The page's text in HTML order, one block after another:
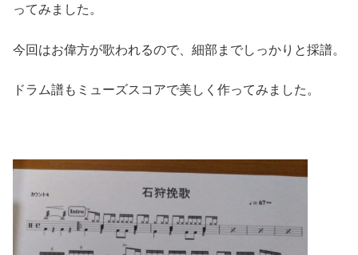
ってみました。
今回はお偉方が歌われるので、細部までしっかりと採譜。
ドラム譜もミューズスコアで美しく作ってみました。